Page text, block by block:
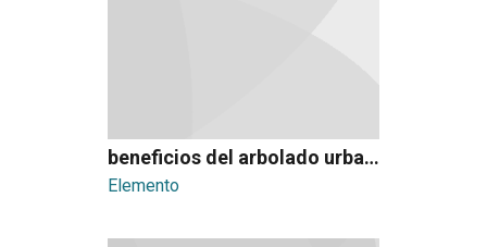
beneficios del arbolado urbano
Elemento